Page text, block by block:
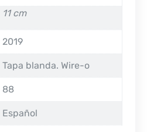
11 cm
2019
Tapa blanda. Wire-o
88
Español